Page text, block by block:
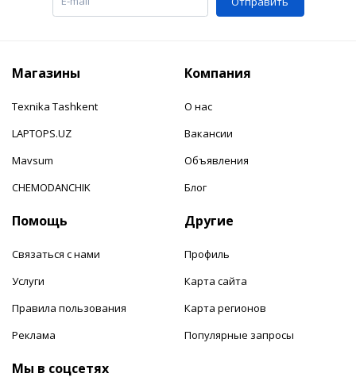
Магазины
Texnika Tashkent
LAPTOPS.UZ
Mavsum
CHEMODANCHIK
Компания
О нас
Вакансии
Объявления
Блог
Помощь
Связаться с нами
Услуги
Правила пользования
Реклама
Другие
Профиль
Карта сайта
Карта регионов
Популярные запросы
Мы в соцсетях